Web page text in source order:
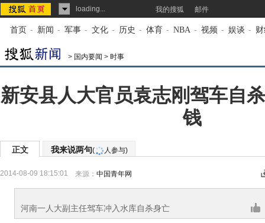
loading... 我的搜狐 邮件
首页 - 新闻 - 军事 - 文化 - 历史 - 体育 - NBA - 视频 - 娱谈 -
> 国内要闻 > 时事
新安县人大官员袁志刚驾车自
钱
正文 我来说两句( 人参与)
2014-08-09 18:15:01 来源： 中国青年网
河南一人大副主任驾车冲入水库自杀身亡